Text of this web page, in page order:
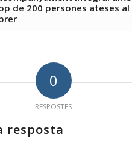
de 200 persones ateses al
0
RESPOSTES
resposta